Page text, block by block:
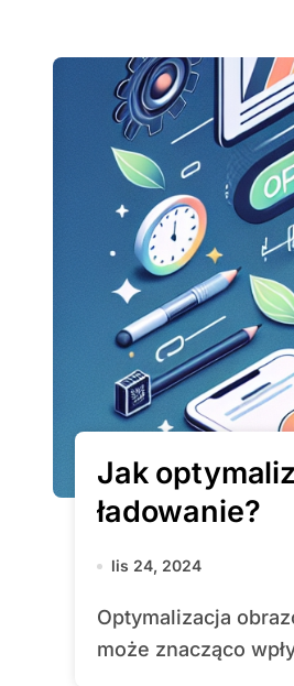
Jak
ładowanie?
lis 24, 2024
Optymalizacja obrazów na stronie internetowej jest kluczowym elementem, który
może znacząco